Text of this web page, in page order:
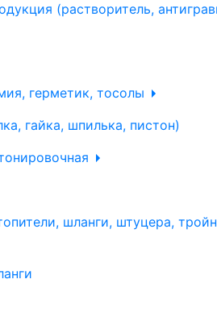
(растворитель,
герметик, тосолы
гайка, шпилька, пистон)
шланги, штуцера,